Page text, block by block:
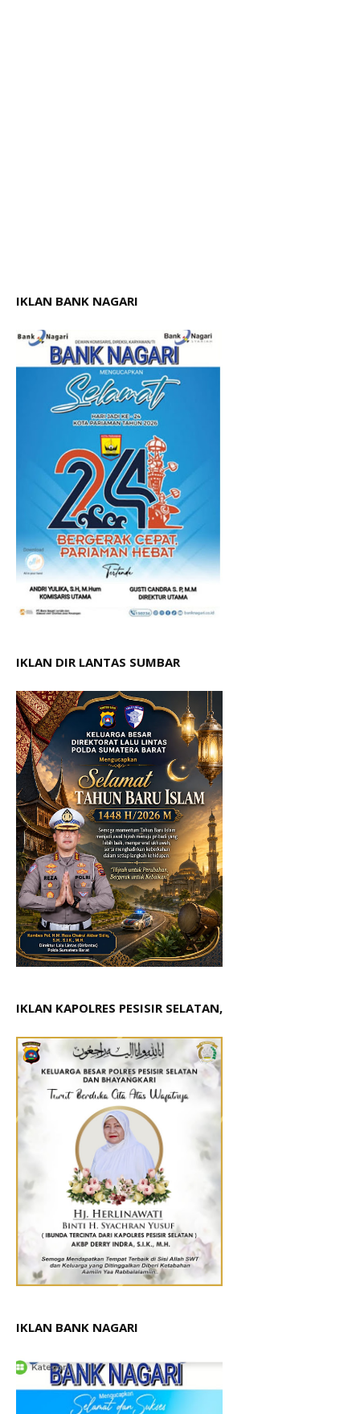
IKLAN BANK NAGARI
IKLAN DIR LANTAS SUMBAR
IKLAN KAPOLRES PESISIR SELATAN,
IKLAN BANK NAGARI